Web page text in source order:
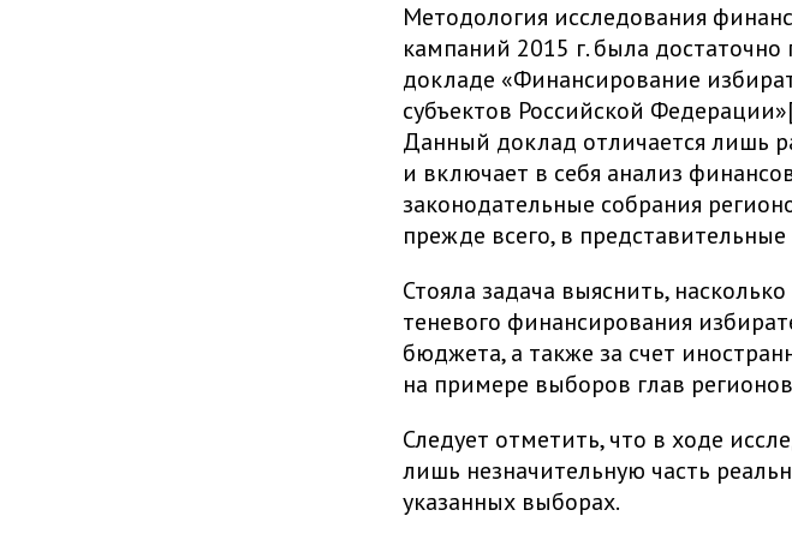
Методология исследования
кампаний 2015 г. была
докладе «Финансирование
субъектов Российской
Данный доклад отличается лишь
и включает в себя анализ
законодательные собрания
прежде всего, в
Стояла задача выяснить,
теневого финансирования
бюджета, а также за счет
на примере выборов глав
Следует отметить, что в ходе
лишь незначительную часть
указанных выборах.